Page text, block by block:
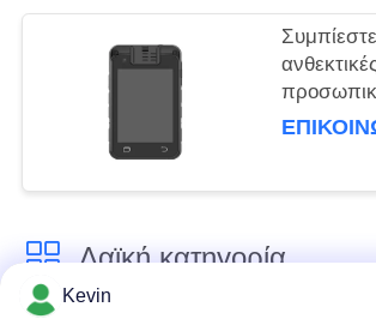
ανθεκτικές
για την
Λαϊκή κατηγορία
Kevin